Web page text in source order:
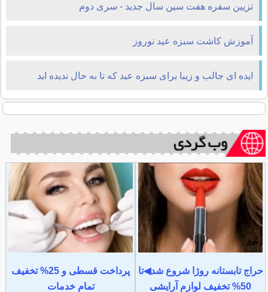
تزیین سفره هفت سین سال جدید - سری دوم
آموزش کاشت سبزه عيد نوروز
ایده ای جالب و زیبا برای سبزه عید که تا به حال ندیده اید
حراج تابستانه روژا شروع شد◀تا
50% تخفیف لوازم آرایشی
پرداخت قسطی و 25% تخفیف
تمام خدمات